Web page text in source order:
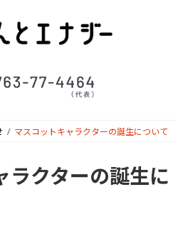
マスコットキャラクターの誕生について
ラクターの誕生に